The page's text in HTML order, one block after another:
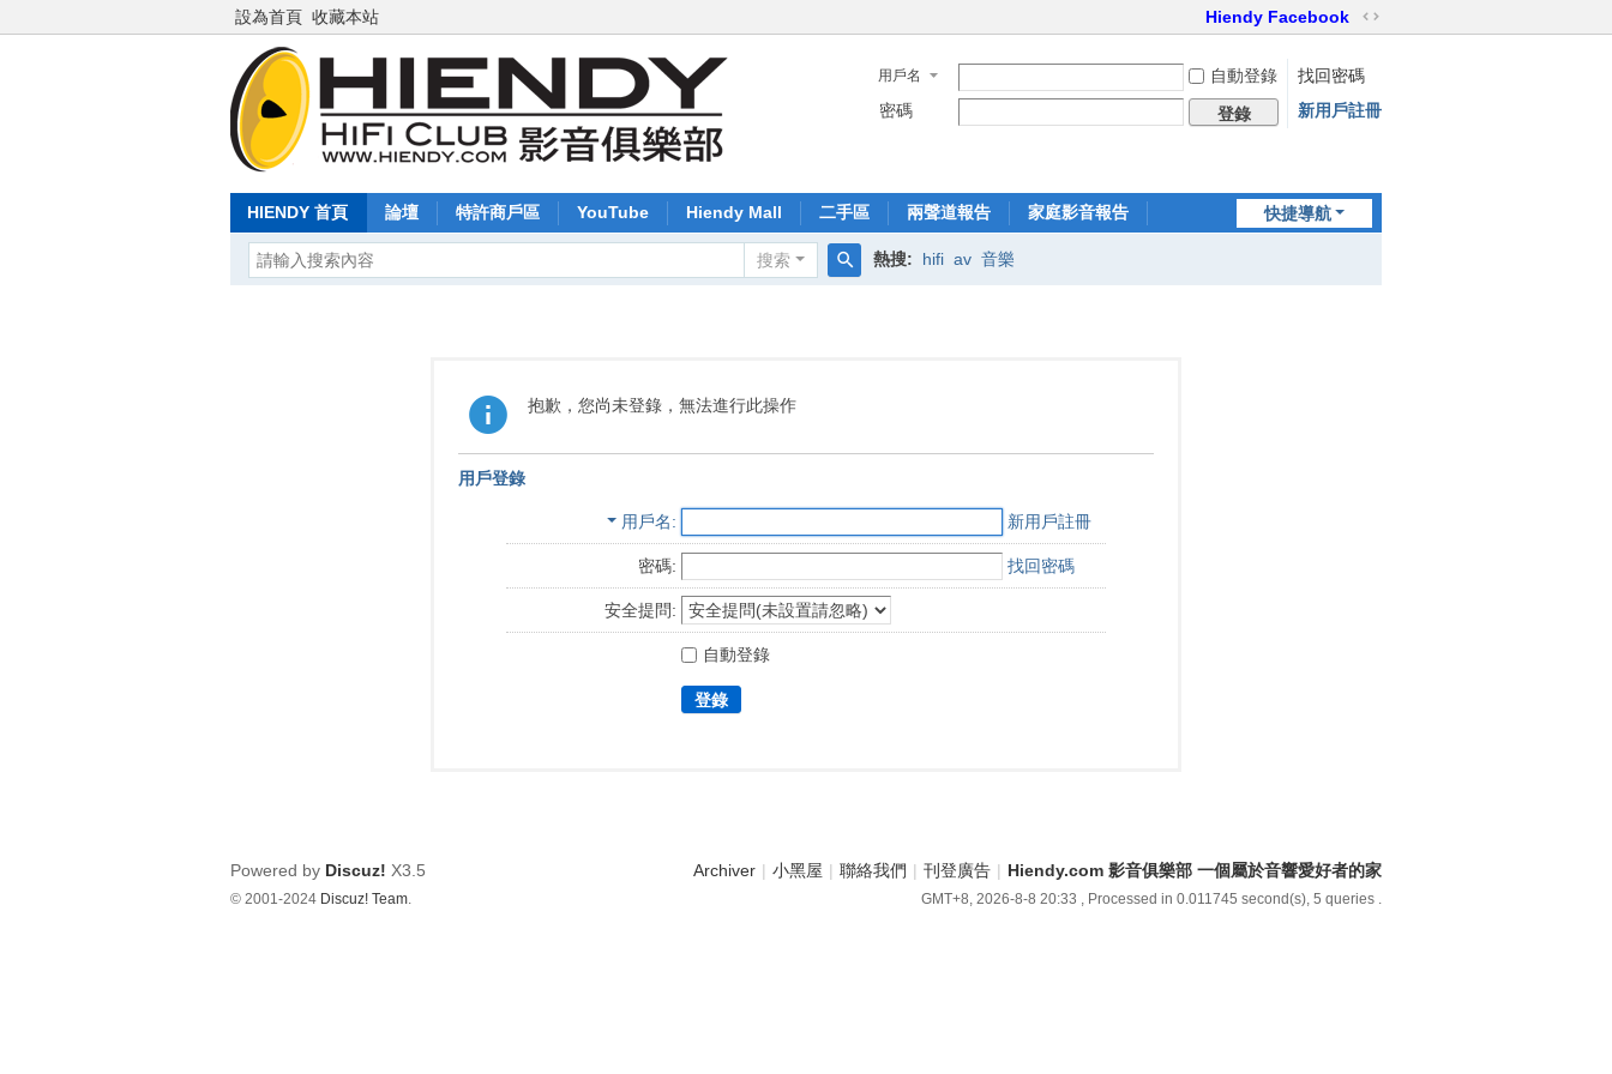
設為首頁 收藏本站 Hiendy Facebook
切
到
寬
版
用戶名 自動登錄
找回密碼
密碼
登錄 新用戶註冊
快捷導航
HIENDY 首頁 論壇 特許商戶區 YouTube Hiendy Mall 二手區 兩聲道報告
家庭影音報告
搜索 熱搜: hifi av 音樂
抱歉，您尚未登錄，無法進行此操作
用戶登錄
用戶名 新用戶註冊
密碼: 找回密碼
安全提問:
自動登錄
登錄
Archiver | 小黑屋 | 聯絡我們 | 刊登廣告 | Hiendy.com 影音俱樂部 一個屬於音響愛好者的家
GMT+8, 2026-8-8 20:33 , Processed in 0.011745 second(s), 5 queries .
Powered by Discuz! X3.5
© 2001-2024 Discuz! Team.